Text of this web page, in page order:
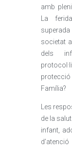
amb
La
societat
dels
Família?
Les
de la
infant,